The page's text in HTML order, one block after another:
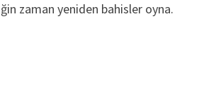
zaman yeniden bahisler oyna.